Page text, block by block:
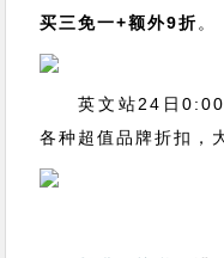
买三免一+额外9折。
英文站24日
各种超值品牌折扣，